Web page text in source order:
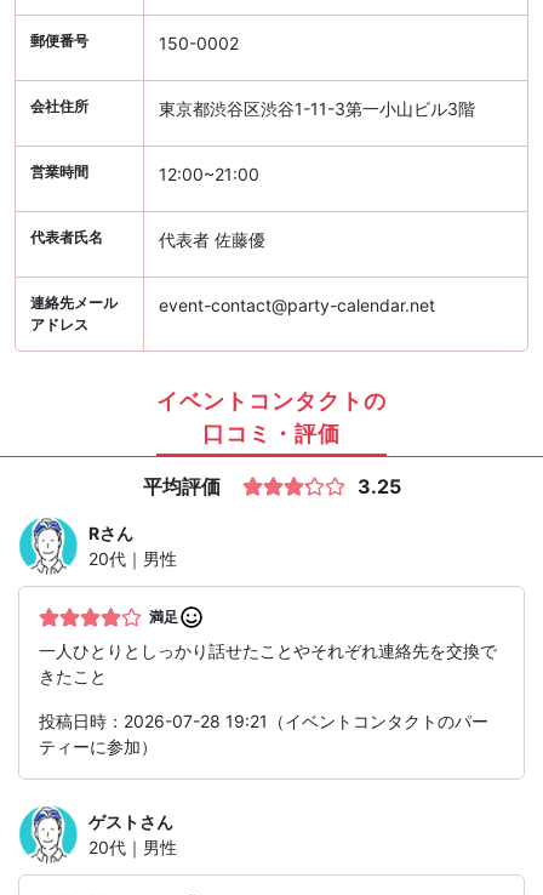
郵便番号 150-0002
会社住所 東京都渋谷区渋谷1-11-3第一小山ビル3階
営業時間 12:00~21:00
代表者氏名 代表者 佐藤優
連絡先メール
アドレス
event-contact@party-calendar.net
イベントコンタクトの
口コミ・評価
平均評価 3.25
Rさん
20代｜男性
満足
一人ひとりとしっかり話せたことやそれぞれ連絡先を交換で
きたこと
投稿日時：2026-07-28 19:21（イベントコンタクトのパー
ティーに参加）
ゲストさん
20代｜男性